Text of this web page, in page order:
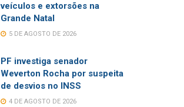
veículos e extorsões na
Grande Natal
5 DE AGOSTO DE 2026
PF investiga senador
Weverton Rocha por suspeita
de desvios no INSS
4 DE AGOSTO DE 2026